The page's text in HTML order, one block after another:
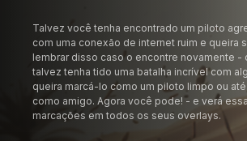
Talvez você tenha encontrado um piloto
com uma conexão de internet ruim e queira
lembrar disso caso o encontre novamente -
talvez tenha tido uma batalha incrível com
queira marcá-lo como um piloto limpo ou
como amigo. Agora você pode! - e verá
marcações em todos os seus overlays.